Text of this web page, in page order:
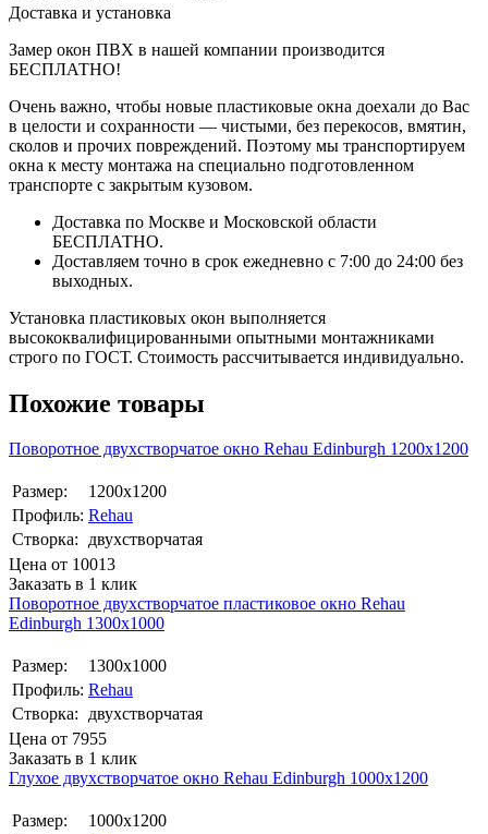
Доставка и установка
Замер окон ПВХ в нашей компании производится
БЕСПЛАТНО!
Очень важно, чтобы новые пластиковые окна доехали до Вас
в целости и сохранности — чистыми, без перекосов, вмятин,
сколов и прочих повреждений. Поэтому мы транспортируем
окна к месту монтажа на специально подготовленном
транспорте с закрытым кузовом.
Доставка по Москве и Московской области
БЕСПЛАТНО.
Доставляем точно в срок ежедневно с 7:00 до 24:00 без
выходных.
Установка пластиковых окон выполняется
высококвалифицированными опытными монтажниками
строго по ГОСТ. Стоимость рассчитывается индивидуально.
Похожие товары
Поворотное двухстворчатое окно Rehаu Edinburgh 1200х1200
Размер:
1200х1200
Профиль: Rehau
Створка: двухстворчатая
Цена от 10013
Заказать в 1 клик
Поворотное двухстворчатое пластиковое окно Rehаu
Edinburgh 1300х1000
Размер:
1300х1000
Профиль: Rehau
Створка: двухстворчатая
Цена от 7955
Заказать в 1 клик
Глухое двухстворчатое окно Rehаu Edinburgh 1000х1200
Размер:
1000х1200